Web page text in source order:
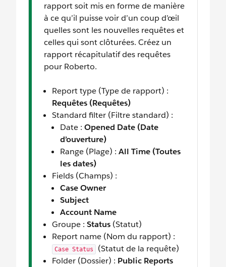
rapport soit mis en forme de manière
à ce qu’il puisse voir d’un coup d’œil
quelles sont les nouvelles requêtes et
celles qui sont clôturées. Créez un
rapport récapitulatif des requêtes
pour Roberto.
Report type (Type de rapport) :
Requêtes (Requêtes)
Standard filter (Filtre standard) :
Date : Opened Date (Date
d’ouverture)
Range (Plage) : All Time (Toutes
les dates)
Fields (Champs) :
Case Owner
Subject
Account Name
Groupe : Status (Statut)
Report name (Nom du rapport) :
Case Status
(Statut de la requête)
Folder (Dossier) : Public Reports